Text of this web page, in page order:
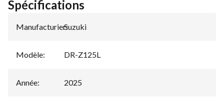
Spécifications
Manufacturier:
Suzuki
Modèle: DR-Z125L
Année: 2025